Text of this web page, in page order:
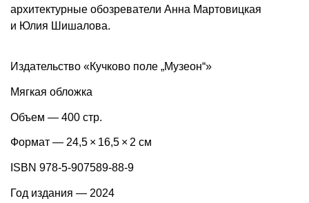
архитектурные обозреватели Анна Мартовицкая
и Юлия Шишалова.
Издательство «Кучково поле „Музеон“»
Мягкая обложка
Объем — 400 стр.
Формат — 24,5 × 16,5 × 2 см
ISBN 978-5-907589-88-9
Год издания — 2024